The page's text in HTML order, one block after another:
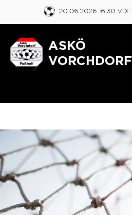
20.06.2026 16:30 VDF
ASKÖ
VORCHDORF